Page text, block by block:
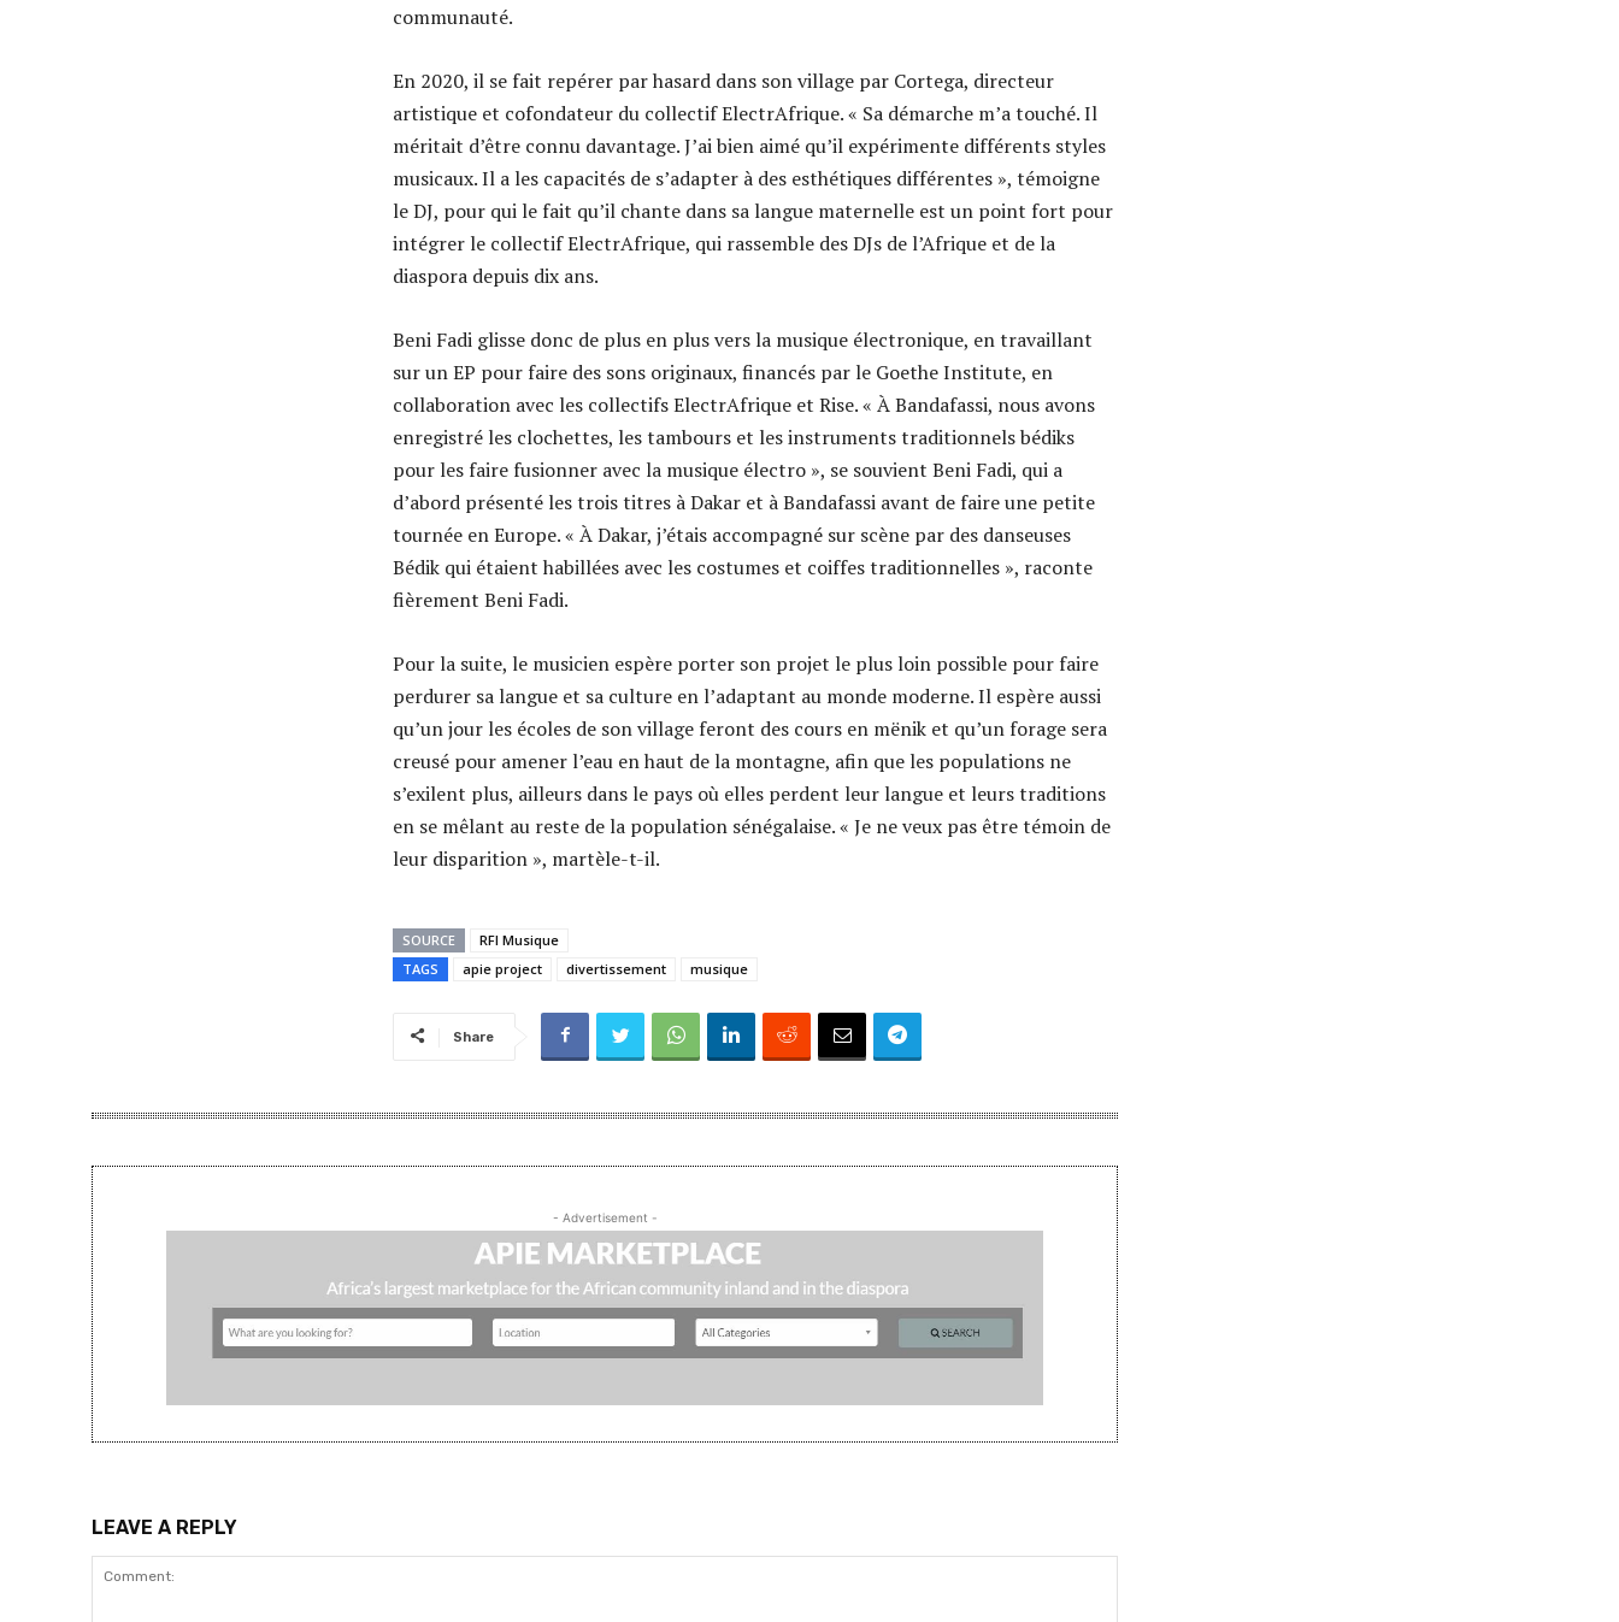
communauté.
En 2020, il se fait repérer par hasard dans son village par Cortega, directeur
artistique et cofondateur du collectif ElectrAfrique. « Sa démarche m’a touché. Il
méritait d’être connu davantage. J’ai bien aimé qu’il expérimente différents styles
musicaux. Il a les capacités de s’adapter à des esthétiques différentes », témoigne
le DJ, pour qui le fait qu’il chante dans sa langue maternelle est un point fort pour
intégrer le collectif ElectrAfrique, qui rassemble des DJs de l’Afrique et de la
diaspora depuis dix ans.
Beni Fadi glisse donc de plus en plus vers la musique électronique, en travaillant
sur un EP pour faire des sons originaux, financés par le Goethe Institute, en
collaboration avec les collectifs ElectrAfrique et Rise. « À Bandafassi, nous avons
enregistré les clochettes, les tambours et les instruments traditionnels bédiks
pour les faire fusionner avec la musique électro », se souvient Beni Fadi, qui a
d’abord présenté les trois titres à Dakar et à Bandafassi avant de faire une petite
tournée en Europe. « À Dakar, j’étais accompagné sur scène par des danseuses
Bédik qui étaient habillées avec les costumes et coiffes traditionnelles », raconte
fièrement Beni Fadi.
Pour la suite, le musicien espère porter son projet le plus loin possible pour faire
perdurer sa langue et sa culture en l’adaptant au monde moderne. Il espère aussi
qu’un jour les écoles de son village feront des cours en mënik et qu’un forage sera
creusé pour amener l’eau en haut de la montagne, afin que les populations ne
s’exilent plus, ailleurs dans le pays où elles perdent leur langue et leurs traditions
en se mêlant au reste de la population sénégalaise. « Je ne veux pas être témoin de
leur disparition », martèle-t-il.
SOURCE
RFI Musique
TAGS
apie project divertissement musique
Share
- Advertisement -
LEAVE A REPLY